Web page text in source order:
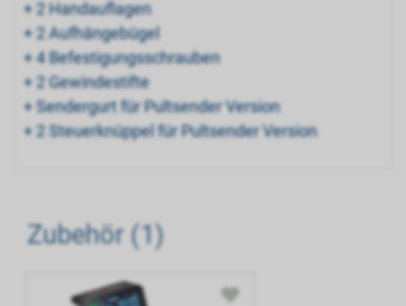
+ 2 Handauflagen
+ 2 Aufhängebügel
+ 4 Befestigungsschrauben
+ 2 Gewindestifte
+ Sendergurt für Pultsender Version
+ 2 Steuerknüppel für Pultsender Version
Zubehör (1)